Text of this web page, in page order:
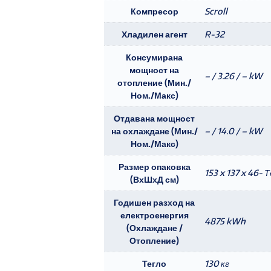
Компресор Scroll
Хладилен агент R-32
Консумирана
мощност на
отопление (Мин./
Ном./Макс)
– / 3.26 / – kW
Отдавана мощност
на охлаждане (Мин./
Ном./Макс)
– / 14.0 / – kW
Размер опаковка
(ВхШхД см)
153 x 137 x 46-
Годишен разход на
електроенергия
(Охлаждане /
Отопление)
4875 kWh
Тегло 130 кг